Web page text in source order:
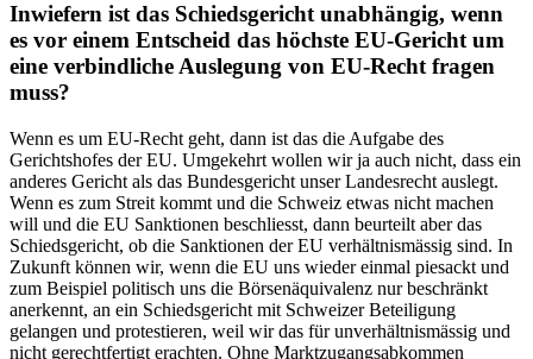
Inwiefern ist das Schiedsgericht unabhängig, wenn
es vor einem Entscheid das höchste EU-Gericht um
eine verbindliche Auslegung von EU-Recht fragen
muss?
Wenn es um EU-Recht geht, dann ist das die Aufgabe des
Gerichtshofes der EU. Umgekehrt wollen wir ja auch nicht, dass ein
anderes Gericht als das Bundesgericht unser Landesrecht auslegt.
Wenn es zum Streit kommt und die Schweiz etwas nicht machen
will und die EU Sanktionen beschliesst, dann beurteilt aber das
Schiedsgericht, ob die Sanktionen der EU verhältnismässig sind. In
Zukunft können wir, wenn die EU uns wieder einmal piesackt und
zum Beispiel politisch uns die Börsenäquivalenz nur beschränkt
anerkennt, an ein Schiedsgericht mit Schweizer Beteiligung
gelangen und protestieren, weil wir das für unverhältnismässig und
nicht gerechtfertigt erachten. Ohne Marktzugangsabkommen